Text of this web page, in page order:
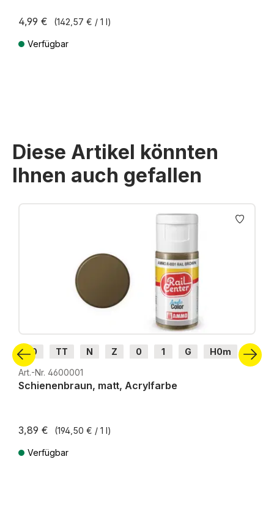
4,99 € (142,57 € / 1 l)
Verfügbar
Diese Artikel könnten
Ihnen auch gefallen
Produktgalerie überspringen
H0 TT N Z 0 1 G
H0m
H0e
Art.-Nr. 4600001
Schienenbraun, matt, Acrylfarbe
3,89 € (194,50 € / 1 l)
Verfügbar